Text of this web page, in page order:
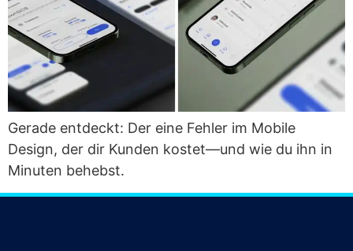
Gera­de ent­deckt: Der eine Feh­ler im Mobi­le
Design, der dir Kun­den kostet—und wie du ihn in
Minu­ten behebst.